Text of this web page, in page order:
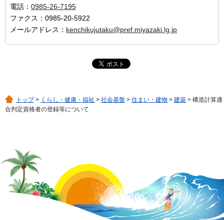
電話： 0985-26-7195
ファクス：0985-20-5922
メールアドレス： kenchikujutaku@pref.miyazaki.lg.jp
トップ> くらし・健康・福祉 > 社会基盤 > 住まい・建物 > 建築 > 構造計算適
合判定資格者の登録等について